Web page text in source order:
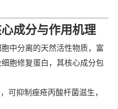
成分与作用机理
中分离的天然活性物质，富
胞修复蛋白，其核心成分包
可抑制痤疮丙酸杆菌滋生，